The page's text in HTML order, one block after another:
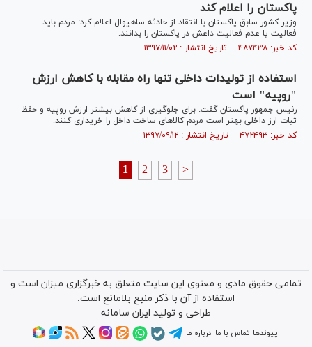
پاکستان را اعلام کند
وزیر کشور سابق پاکستان با انتقاد از حادثه ساهیوال اعلام کرد: مردم باید
فعالیت یا عدم فعالیت داعش در پاکستان را بدانند.
کد خبر: ۴۸۷۴۳۸ تاریخ انتشار : ۱۳۹۷/۱۱/۰۲
استفاده از تولیدات داخلی تنها راه مقابله با کاهش ارزش
"روپیه" است
رئیس جمهور پاکستان گفت: برای جلوگیری از کاهش بیشتر ارزش روپیه و حفظ
ثبات ارز داخلی بهتر است مردم کالاهای ساخت داخل را خریداری کنند.
کد خبر: ۴۷۲۴۹۳ تاریخ انتشار : ۱۳۹۷/۰۹/۱۲
1 2 3 >
تمامی حقوق مادی و معنوی این سایت متعلق به خبرگزاری میزان است و
استفاده از آن با ذکر منبع بلامانع است.
طراحی و تولید ایران سامانه
پیوندها تماس با ما درباره ما